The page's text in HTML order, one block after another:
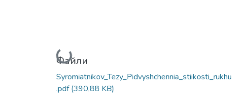
Вантажиться...
Файли
Syromiatnikov_Tezy_Pidvyshchennia_stiikosti_rukhu
.pdf(390,88 KB)